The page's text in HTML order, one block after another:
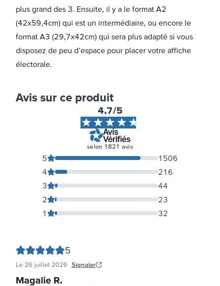
plus grand des 3. Ensuite, il y a le format A2
(42x59,4cm) qui est un intermédiaire, ou encore le
format A3 (29,7x42cm) qui sera plus adapté si vous
disposez de peu d’espace pour placer votre affiche
électorale.
Avis sur ce produit
4,7/5
selon 1821 avis
1 32
2 23
3 44
4 216
5 1506
5
Le 26 juillet 2026 Signaler
Magalie R.